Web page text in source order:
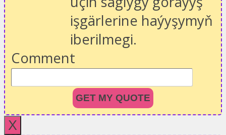
işgärlerine haýyşymyň
iberilmegi.
Comment
GET MY QUOTE
X